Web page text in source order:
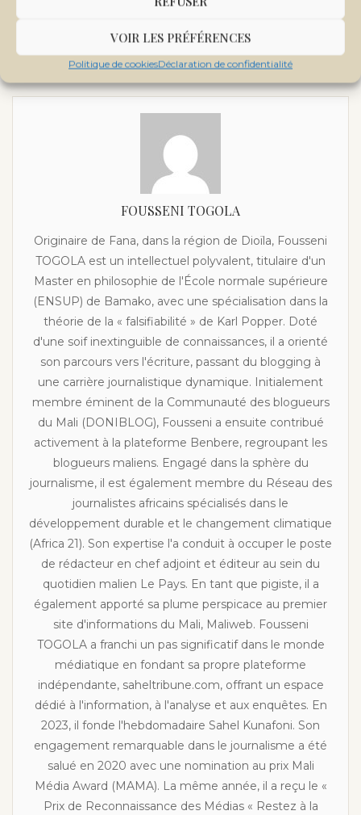
VOIR LES PRÉFÉRENCES
Politique de cookiesDéclaration de confidentialité
Œuvres sociales du Président de la Transition :
Bamako
FOUSSENI TOGOLA
Originaire de Fana, dans la région de Dioïla, Fousseni
TOGOLA est un intellectuel polyvalent, titulaire d'un
Master en philosophie de l'École normale supérieure
(ENSUP) de Bamako, avec une spécialisation dans la
théorie de la « falsifiabilité » de Karl Popper. Doté
d'une soif inextinguible de connaissances, il a orienté
son parcours vers l'écriture, passant du blogging à
une carrière journalistique dynamique. Initialement
membre éminent de la Communauté des blogueurs
du Mali (DONIBLOG), Fousseni a ensuite contribué
activement à la plateforme Benbere, regroupant les
blogueurs maliens. Engagé dans la sphère du
journalisme, il est également membre du Réseau des
journalistes africains spécialisés dans le
développement durable et le changement climatique
(Africa 21). Son expertise l'a conduit à occuper le poste
de rédacteur en chef adjoint et éditeur au sein du
quotidien malien Le Pays. En tant que pigiste, il a
également apporté sa plume perspicace au premier
site d'informations du Mali, Maliweb. Fousseni
TOGOLA a franchi un pas significatif dans le monde
médiatique en fondant sa propre plateforme
indépendante, saheltribune.com, offrant un espace
dédié à l'information, à l'analyse et aux enquêtes. En
2023, il fonde l'hebdomadaire Sahel Kunafoni. Son
engagement remarquable dans le journalisme a été
salué en 2020 avec une nomination au prix Mali
Média Award (MAMA). La même année, il a reçu le «
Prix de Reconnaissance des Médias « Restez à la